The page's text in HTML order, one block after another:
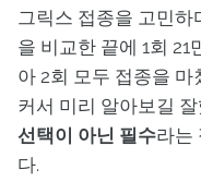
그릭스 접종을 고민하
을 비교한 끝에 1회
아 2회 모두 접종을 마
커서 미리 알아보길
선택이 아닌 필수라는
다.